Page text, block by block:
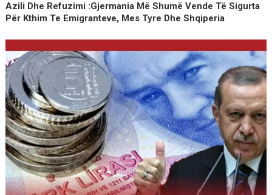
Azili Dhe Refuzimi :Gjermania Më Shumë Vende Të Sigurta
Për Kthim Te Emigranteve, Mes Tyre Dhe Shqiperia